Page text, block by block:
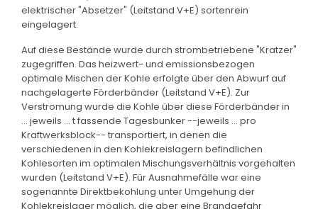
elektrischer "Absetzer" (Leitstand V+E) sortenrein
eingelagert.
Auf diese Bestände wurde durch strombetriebene "Kratzer"
zugegriffen. Das heizwert- und emissionsbezogen
optimale Mischen der Kohle erfolgte über den Abwurf auf
nachgelagerte Förderbänder (Leitstand V+E). Zur
Verstromung wurde die Kohle über diese Förderbänder in
... jeweils ... t fassende Tagesbunker --jeweils ... pro
Kraftwerksblock-- transportiert, in denen die
verschiedenen in den Kohlekreislagern befindlichen
Kohlesorten im optimalen Mischungsverhältnis vorgehalten
wurden (Leitstand V+E). Für Ausnahmefälle war eine
sogenannte Direktbekohlung unter Umgehung der
Kohlekreislager möglich, die aber eine Brandgefahr